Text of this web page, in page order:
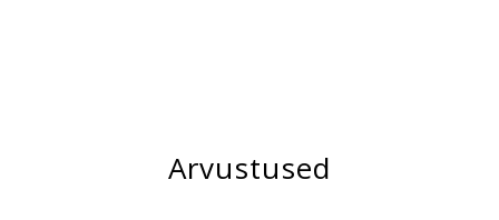
Arvustused